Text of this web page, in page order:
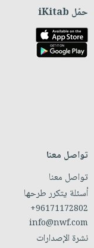
حمّل iKitab
تواصل معنا
تواصل معنا
أسئلة يتكرر طرحها
+96171172802
info@nwf.com
نشرة الإصدارات